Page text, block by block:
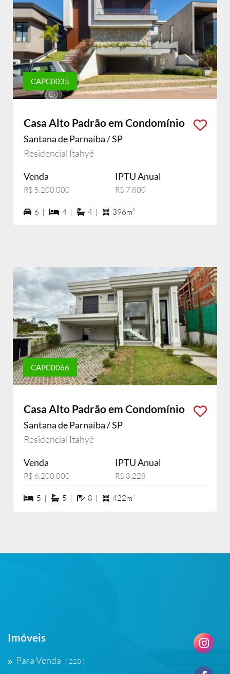
CAPC0035
Casa Alto Padrão em Condomínio
Santana de Parnaíba / SP
Residencial Itahyê
Venda
R$ 5.200.000
IPTU Anual
R$ 7.800
6 vagas na garagem
6 | 4 dormiórios
4 | 4 suítes
4 | 396m²
CAPC0066
Casa Alto Padrão em Condomínio
Santana de Parnaíba / SP
Residencial Itahyê
Venda
R$ 6.200.000
IPTU Anual
R$ 3.228
5 dormiórios
5 | 5 suítes
5 | 8 banheiros
8 | 422m²
Imóveis
Para Venda ( 220 )